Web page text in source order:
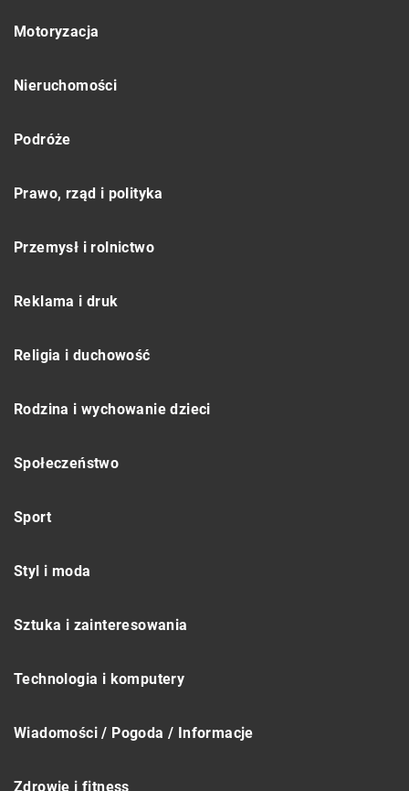
Motoryzacja
Nieruchomości
Podróże
Prawo, rząd i polityka
Przemysł i rolnictwo
Reklama i druk
Religia i duchowość
Rodzina i wychowanie dzieci
Społeczeństwo
Sport
Styl i moda
Sztuka i zainteresowania
Technologia i komputery
Wiadomości / Pogoda / Informacje
Zdrowie i fitness